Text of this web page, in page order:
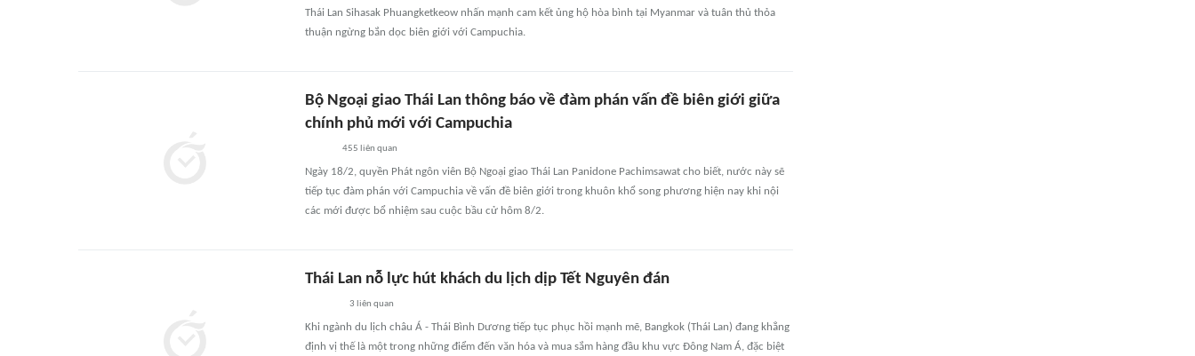
Thái Lan Sihasak Phuangketkeow nhấn mạnh cam kết ủng hộ hòa bình tại Myanmar và tuân thủ thỏa
thuận ngừng bắn dọc biên giới với Campuchia.
Bộ Ngoại giao Thái Lan thông báo về đàm phán vấn đề biên giới giữa
chính phủ mới với Campuchia
455 liên quan
Ngày 18/2, quyền Phát ngôn viên Bộ Ngoại giao Thái Lan Panidone Pachimsawat cho biết, nước này sẽ
tiếp tục đàm phán với Campuchia về vấn đề biên giới trong khuôn khổ song phương hiện nay khi nội
các mới được bổ nhiệm sau cuộc bầu cử hôm 8/2.
Thái Lan nỗ lực hút khách du lịch dịp Tết Nguyên đán
3 liên quan
Khi ngành du lịch châu Á - Thái Bình Dương tiếp tục phục hồi mạnh mẽ, Bangkok (Thái Lan) đang khẳng
định vị thế là một trong những điểm đến văn hóa và mua sắm hàng đầu khu vực Đông Nam Á, đặc biệt